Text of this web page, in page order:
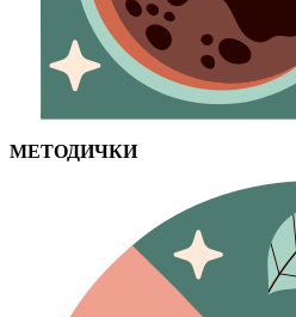
МЕТОДИЧКИ